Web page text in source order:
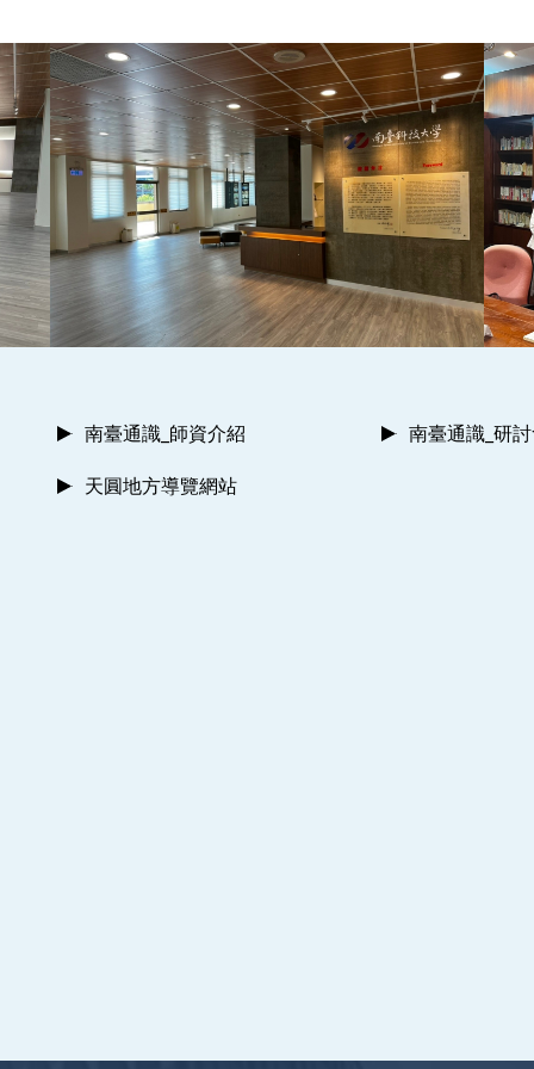
南臺通識_師資介紹
南臺通識_研
天圓地方導覽網站